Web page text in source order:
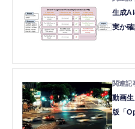
生成
実か
リー）
動画
版「